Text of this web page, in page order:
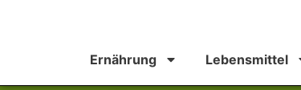
Ernährung Lebensmittel